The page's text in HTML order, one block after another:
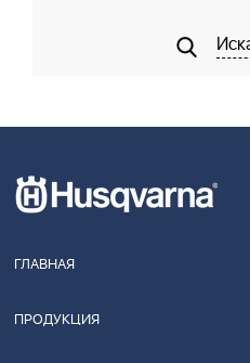
ГЛАВНАЯ
ПРОДУКЦИЯ